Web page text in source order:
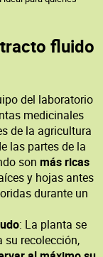
fluido
del laboratorio
medicinales
de la agricultura
las partes de la
son más ricas
y hojas antes
durante un
: La planta se
su recolección,